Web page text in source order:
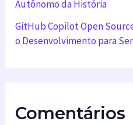
Autônomo da História
GitHub Copilot Open
o Desenvolvimento para
Comentários